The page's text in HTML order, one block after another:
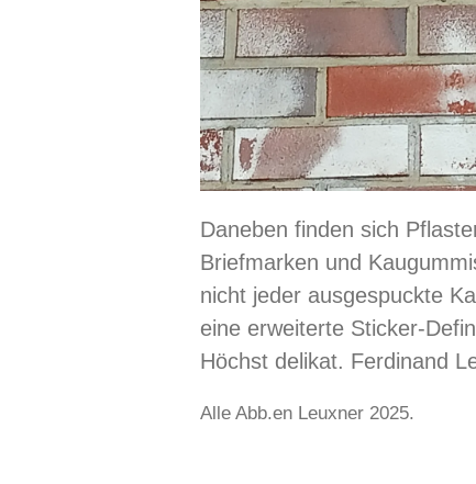
Daneben finden sich
Briefmarken und
nicht jeder ausgespuckte
eine erweiterte Sticker-
Höchst delikat. Ferdinand
Alle Abb.en Leuxner 2025.